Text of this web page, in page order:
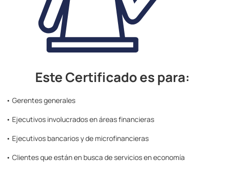
Este Certificado es para:
• Gerentes generales
• Ejecutivos involucrados en áreas financieras
• Ejecutivos bancarios y de microfinancieras
• Clientes que están en busca de servicios en economía